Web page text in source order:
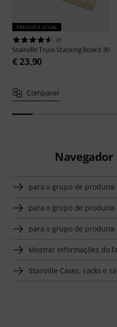
PRODUTO ATUAL
39
StairvilleTruss Stacking Board 30
€ 23,90
Comparar
para o grupo de
para o grupo de
para o grupo de produtos
Mostrar Informações do
Stairville Cases, racks e